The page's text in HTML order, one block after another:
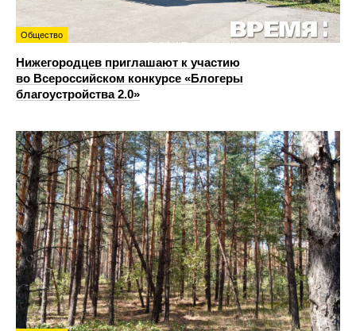
Общество
Нижегородцев приглашают к участию
во Всероссийском конкурсе «Блогеры
благоустройства 2.0»